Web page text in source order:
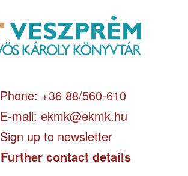
Phone: +36 88/560-610
E-mail: ekmk@ekmk.hu
Sign up to newsletter
Further contact details